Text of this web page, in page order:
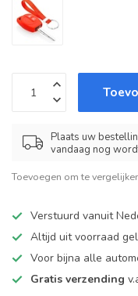
Plaats uw
vandaag nog
Toevoegen om te
Verstuurd vanuit
Altijd uit voorraad
Voor bijna alle
Gratis verzending